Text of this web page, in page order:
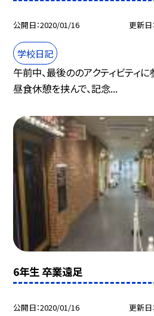
公開日 2020/01/16 更新日
学校日記
午前中、最後ののアクティビティに
昼食休憩を挟んで、記念...
6年生 卒業遠足
公開日 2020/01/16 更新日